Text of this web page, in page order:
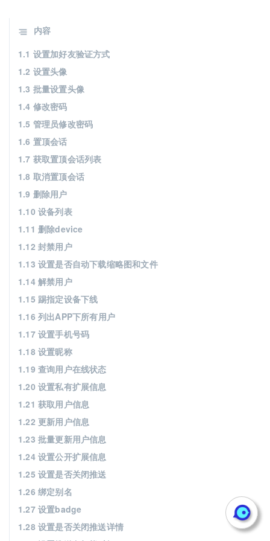
内容
1.1 设置加好友验证方式
1.2 设置头像
1.3 批量设置头像
1.4 修改密码
1.5 管理员修改密码
1.6 置顶会话
1.7 获取置顶会话列表
1.8 取消置顶会话
1.9 删除用户
1.10 设备列表
1.11 删除device
1.12 封禁用户
1.13 设置是否自动下载缩略图和文件
1.14 解禁用户
1.15 踢指定设备下线
1.16 列出APP下所有用户
1.17 设置手机号码
1.18 设置昵称
1.19 查询用户在线状态
1.20 设置私有扩展信息
1.21 获取用户信息
1.22 更新用户信息
1.23 批量更新用户信息
1.24 设置公开扩展信息
1.25 设置是否关闭推送
1.26 绑定别名
1.27 设置badge
1.28 设置是否关闭推送详情